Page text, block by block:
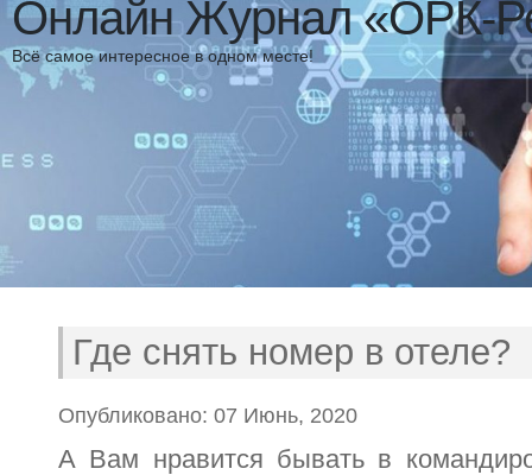
Онлайн Журнал «ОРК-
Всё самое интересное в одном месте!
Где снять номер в отеле?
Опубликовано: 07 Июнь, 2020
А Вам нравится бывать в